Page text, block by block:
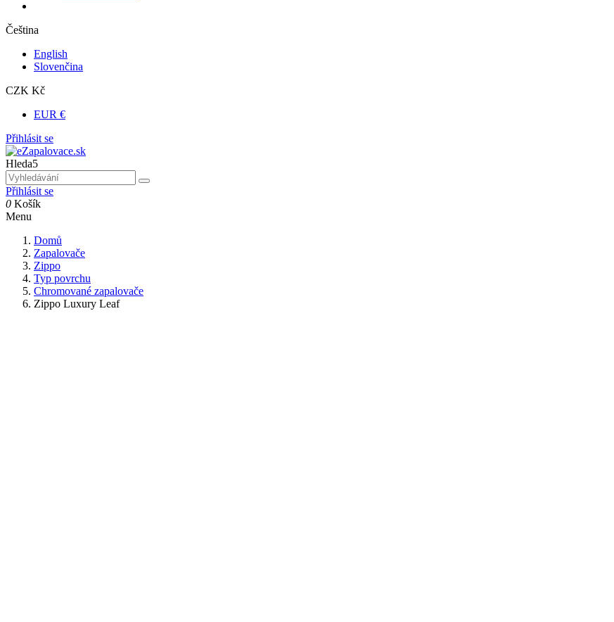
Čeština
English
Slovenčina
CZK Kč
EUR €
Přihlásit se
Hleda5
Přihlásit se
0 Košík
Menu
Domů
Zapalovače
Zippo
Typ povrchu
Chromované zapalovače
Zippo Luxury Leaf